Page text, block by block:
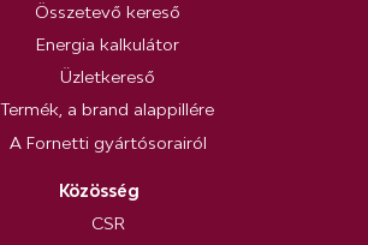
Összetevő kereső
Energia kalkulátor
Üzletkereső
Termék, a brand alappillére
A Fornetti gyártósorairól
Közösség
CSR